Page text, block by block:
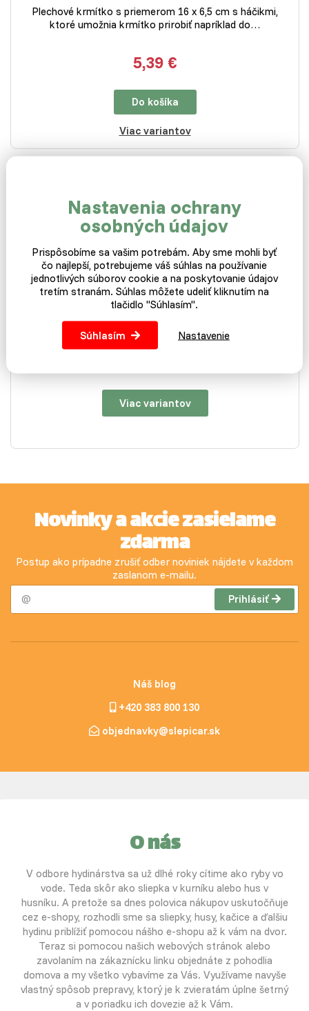
Plechové krmítko s priemerom 16 x 6,5 cm s háčikmi,
ktoré umožnia krmítko prirobiť napríklad do…
5,39 €
Do košíka
Viac variantov
Gritník a kŕmidlo pre
holuby a hydinu
Iná varianta skladom
Celoplastové viacmiestne krmítko na nasypanie obilia,
kŕmnych zmesí i gritu.
Viac variantov
Novinky a akcie zasielame
zdarma
Postup ako prípadne zrušiť odber noviniek nájdete v každom
zaslanom e-mailu.
Prihlásiť
Náš blog
+420 383 800 130
objednavky@slepicar.sk
O nás
V odbore hydinárstva sa už dlhé roky cítime ako ryby vo
vode. Teda skôr ako sliepka v kurníku alebo hus v
husníku. A pretože sa dnes polovica nákupov uskutočňuje
cez e-shopy, rozhodli sme sa sliepky, husy, kačice a ďalšiu
hydinu priblížiť pomocou nášho e-shopu až k vám na dvor.
Teraz si pomocou našich webových stránok alebo
zavolaním na zákaznícku linku objednáte z pohodlia
domova a my všetko vybavíme za Vás. Využívame navyše
vlastný spôsob prepravy, ktorý je k zvieratám úplne šetrný
a v poriadku ich dovezie až k Vám.
Nastavenia ochrany
osobných údajov
Prispôsobíme sa vašim potrebám. Aby sme mohli byť
čo najlepší, potrebujeme váš súhlas na používanie
jednotlivých súborov cookie a na poskytovanie údajov
tretím stranám. Súhlas môžete udeliť kliknutím na
tlačidlo "Súhlasím".
Súhlasím Nastavenie